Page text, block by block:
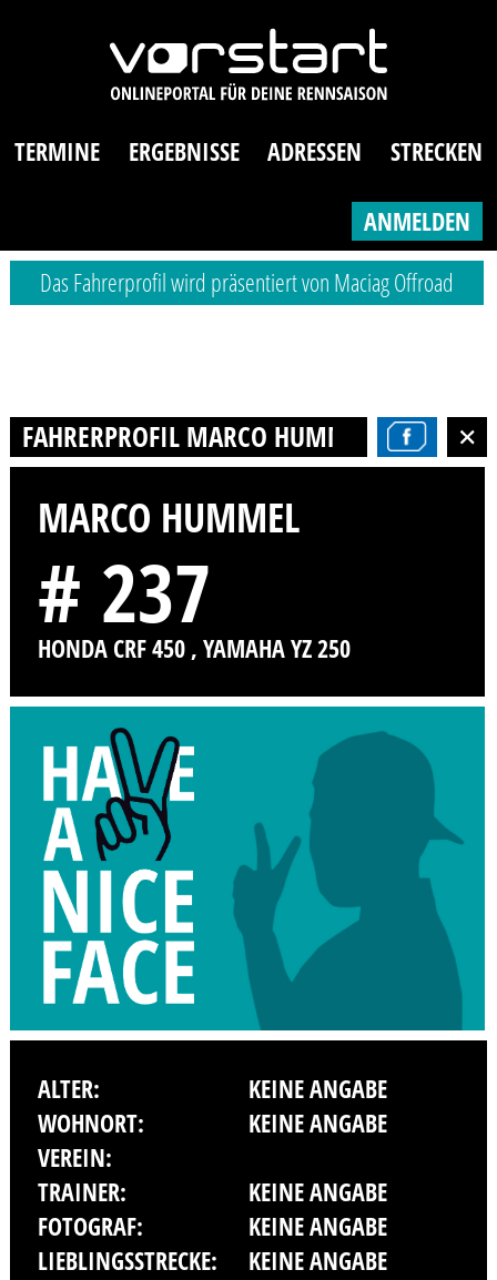
TERMINE ERGEBNISSE ADRESSEN STRECKEN
ANMELDEN
Das Fahrerprofil wird präsentiert von Maciag Offroad
FAHRERPROFIL MARCO HUMMEL
MARCO HUMMEL
# 237
HONDA CRF 450 , YAMAHA YZ 250
ALTER:
KEINE ANGABE
WOHNORT:
KEINE ANGABE
VEREIN:
TRAINER:
KEINE ANGABE
FOTOGRAF:
KEINE ANGABE
LIEBLINGSSTRECKE:
KEINE ANGABE